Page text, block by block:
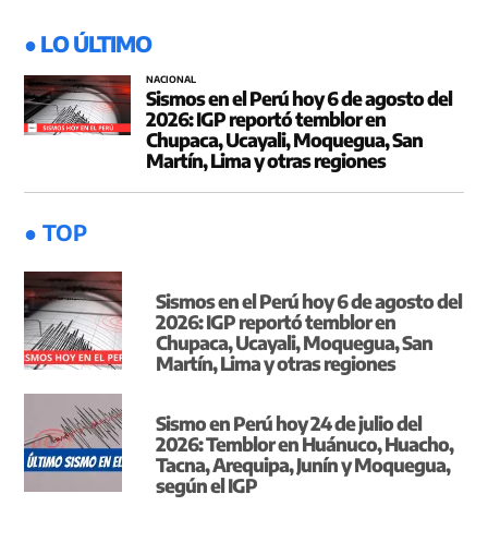
● LO ÚLTIMO
NACIONAL
Sismos en el Perú hoy 6 de agosto del
2026: IGP reportó temblor en
Chupaca, Ucayali, Moquegua, San
Martín, Lima y otras regiones
● TOP
Sismos en el Perú hoy 6 de agosto del
2026: IGP reportó temblor en
Chupaca, Ucayali, Moquegua, San
Martín, Lima y otras regiones
Sismo en Perú hoy 24 de julio del
2026: Temblor en Huánuco, Huacho,
Tacna, Arequipa, Junín y Moquegua,
según el IGP